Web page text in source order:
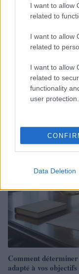
I want to allow
related to
I want to allow
related to
I want to allow
related to
functionality
user protection.
Data Deletion
Immobilier locatif :
annuels en 10 ans
Juliette Bernard · 9 Août
Comment déterminer
adapté à vos